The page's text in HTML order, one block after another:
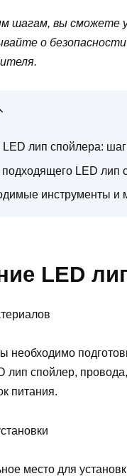
шагам, вы сможете
о
лип спойлера:
LED лип
инструменты и
LED
необходимо
лип спойлер,
питания.
место для